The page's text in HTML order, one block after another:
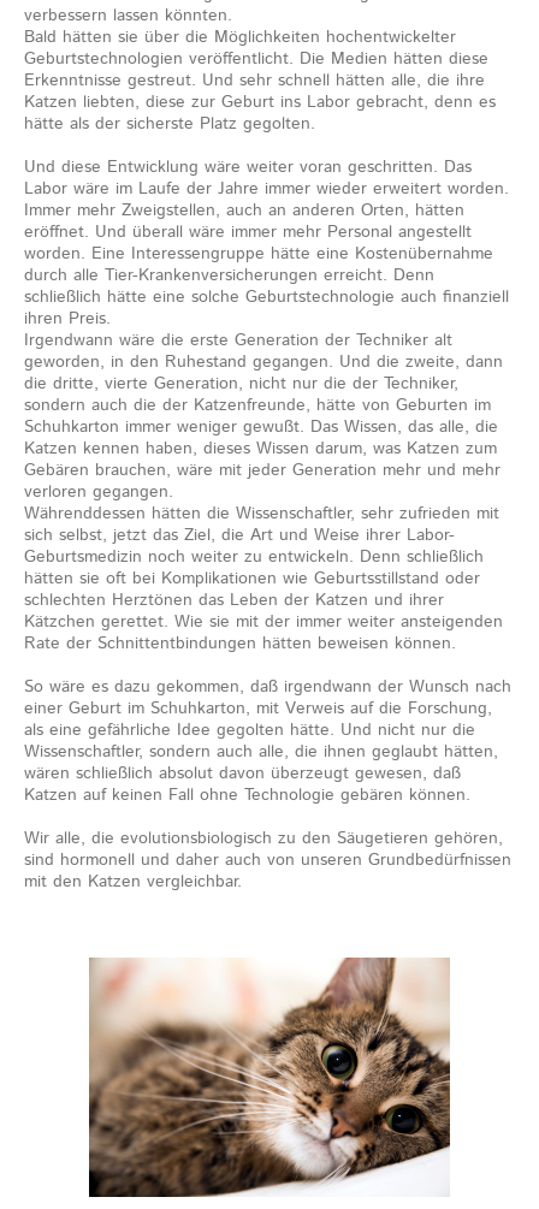
verbessern lassen könnten.
Bald hätten sie über die Möglichkeiten hochentwickelter
Geburtstechnologien veröffentlicht. Die Medien hätten diese
Erkenntnisse gestreut. Und sehr schnell hätten alle, die ihre
Katzen liebten, diese zur Geburt ins Labor gebracht, denn es
hätte als der sicherste Platz gegolten.
Und diese Entwicklung wäre weiter voran geschritten. Das
Labor wäre im Laufe der Jahre immer wieder erweitert worden.
Immer mehr Zweigstellen, auch an anderen Orten, hätten
eröffnet. Und überall wäre immer mehr Personal angestellt
worden. Eine Interessengruppe hätte eine Kostenübernahme
durch alle Tier-Krankenversicherungen erreicht. Denn
schließlich hätte eine solche Geburtstechnologie auch finanziell
ihren Preis.
Irgendwann wäre die erste Generation der Techniker alt
geworden, in den Ruhestand gegangen. Und die zweite, dann
die dritte, vierte Generation, nicht nur die der Techniker,
sondern auch die der Katzenfreunde, hätte von Geburten im
Schuhkarton immer weniger gewußt. Das Wissen, das alle, die
Katzen kennen haben, dieses Wissen darum, was Katzen zum
Gebären brauchen, wäre mit jeder Generation mehr und mehr
verloren gegangen.
Währenddessen hätten die Wissenschaftler, sehr zufrieden mit
sich selbst, jetzt das Ziel, die Art und Weise ihrer Labor-
Geburtsmedizin noch weiter zu entwickeln. Denn schließlich
hätten sie oft bei Komplikationen wie Geburtsstillstand oder
schlechten Herztönen das Leben der Katzen und ihrer
Kätzchen gerettet. Wie sie mit der immer weiter ansteigenden
Rate der Schnittentbindungen hätten beweisen können.
So wäre es dazu gekommen, daß irgendwann der Wunsch nach
einer Geburt im Schuhkarton, mit Verweis auf die Forschung,
als eine gefährliche Idee gegolten hätte. Und nicht nur die
Wissenschaftler, sondern auch alle, die ihnen geglaubt hätten,
wären schließlich absolut davon überzeugt gewesen, daß
Katzen auf keinen Fall ohne Technologie gebären können.
Wir alle, die evolutionsbiologisch zu den Säugetieren gehören,
sind hormonell und daher auch von unseren Grundbedürfnissen
mit den Katzen vergleichbar.